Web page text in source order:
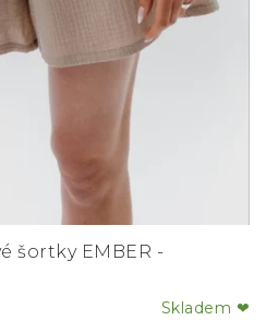
šortky EMBER -
Skladem ❤